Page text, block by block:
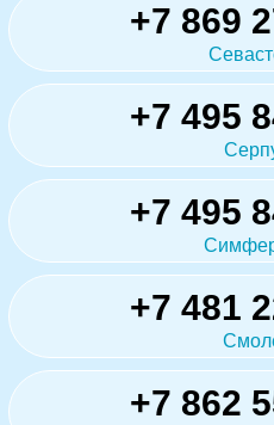
+7 869
+7 495
+7 495
+7 481
+7 862